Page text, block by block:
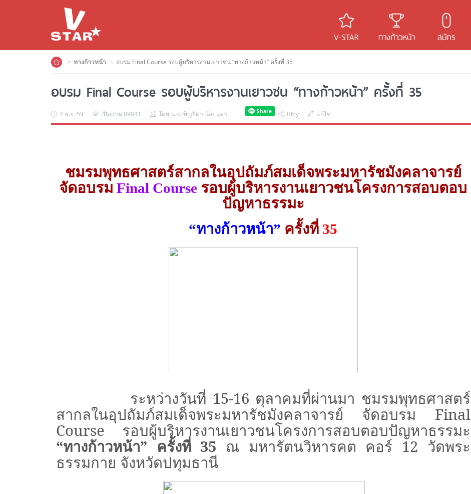
V-STAR ทางก้าวหน้า สมัคร
ทางก้าวหน้า อบรม Final Course รอบผู้บริหารงานเยาวชน “ทางก้าวหน้า” ครั้งที่ 35
อบรม Final Course รอบผู้บริหารงานเยาวชน “ทางก้าวหน้า” ครั้งที่ 35
4 พ.ย. 59 เปิดอ่าน 89841 โดย น.ส.เพ็ญธิดา น้อยนุพา Bitly แก้ไข
ชมรมพุทธศาสตร์สากลในอุปถัมภ์สมเด็จพระมหารัชมังคลาจารย์
จัดอบรมFinal Course รอบผู้บริหารงานเยาวชนโครงการสอบตอบ
ปัญหาธรรมะ
“ทางก้าวหน้า” ครั้งที่ 35
ระหว่างวันที่ 15-16 ตุลาคมที่ผ่านมา ชมรมพุทธศาสตร์
สากลในอุปถัมภ์สมเด็จพระมหารัชมังคลาจารย์ จัดอบรม Final
Course รอบผู้บริหารงานเยาวชนโครงการสอบตอบปัญหาธรรมะ
“ทางก้าวหน้า” ครั้งที่ 35 ณ มหารัตนวิหารคต คอร์ 12 วัดพระ
ธรรมกาย จังหวัดปทุมธานี